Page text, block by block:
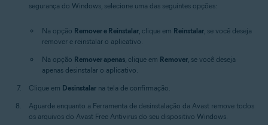
segurança do Windows, selecione uma das seguintes opções:
Na opção Remover e Reinstalar , clique em Reinstalar , se você deseja
remover e reinstalar o aplicativo.
Na opção Remover apenas , clique em Remover , se você deseja
apenas desinstalar o aplicativo.
Clique em Desinstalar na tela de confirmação.
Aguarde enquanto a Ferramenta de desinstalação da Avast remove todos
os arquivos do Avast Free Antivirus do seu dispositivo Windows.